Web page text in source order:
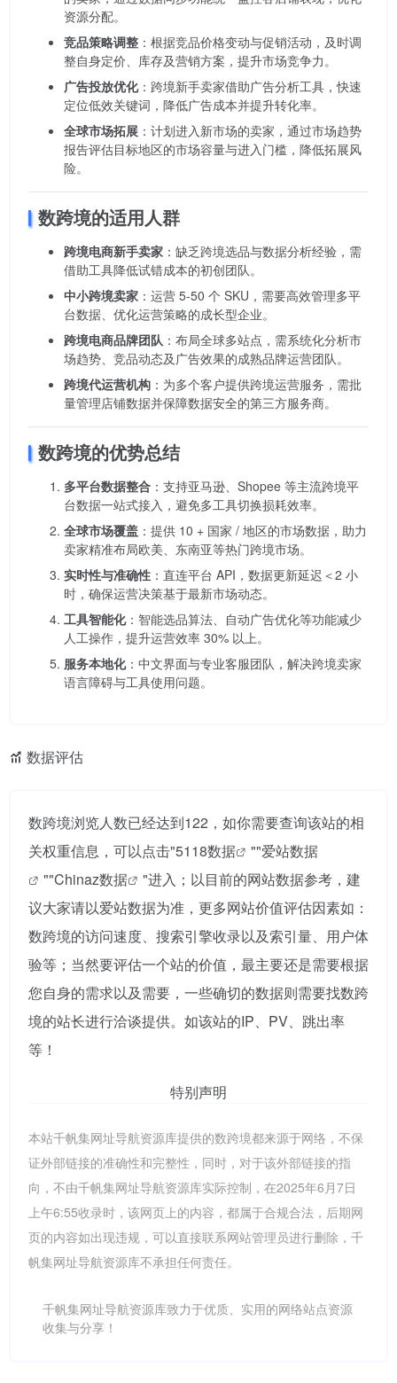
资源分配。
竞品策略调整 ：根据竞品价格变动与促销活动，及时调
整自身定价、库存及营销方案，提升市场竞争力。
广告投放优化：跨境新手卖家借助广告分析工具，快速
定位低效关键词，降低广告成本并提升转化率。
全球市场拓展 ：计划进入新市场的卖家，通过市场趋势
报告评估目标地区的市场容量与进入门槛，降低拓展风
险。
数跨境的适用人群
跨境电商新手卖家 ：缺乏跨境选品与数据分析经验，需
借助工具降低试错成本的初创团队。
中小跨境卖家 ：运营 5-50 个 SKU，需要高效管理多平
台数据、优化运营策略的成长型企业。
跨境电商品牌团队 ：布局全球多站点，需系统化分析市
场趋势、竞品动态及广告效果的成熟品牌运营团队。
跨境代运营机构 ：为多个客户提供跨境运营服务，需批
量管理店铺数据并保障数据安全的第三方服务商。
数跨境的优势总结
多平台数据整合 ：支持亚马逊、Shopee 等主流跨境平
台数据一站式接入，避免多工具切换损耗效率。
全球市场覆盖 ：提供 10 + 国家 / 地区的市场数据，助力
卖家精准布局欧美、东南亚等热门跨境市场。
实时性与准确性 ：直连平台 API，数据更新延迟＜2 小
时，确保运营决策基于最新市场动态。
工具智能化：智能选品算法、自动广告优化等功能减少
人工操作，提升运营效率 30% 以上。
服务本地化：中文界面与专业客服团队，解决跨境卖家
语言障碍与工具使用问题。
数据评估
数跨境浏览人数已经达到122，如你需要查询该站的相
关权重信息，可以点击"5118数据 ""爱站数据
""Chinaz数据
"进入；以目前的网站数据参考，建
议大家请以爱站数据为准，更多网站价值评估因素如：
数跨境的访问速度、搜索引擎收录以及索引量、用户体
验等；当然要评估一个站的价值，最主要还是需要根据
您自身的需求以及需要，一些确切的数据则需要找数跨
境的站长进行洽谈提供。如该站的IP、PV、跳出率
等！
特别声明
本站千帆集网址导航资源库提供的数跨境都来源于网络，不保
证外部链接的准确性和完整性，同时，对于该外部链接的指
向，不由千帆集网址导航资源库实际控制，在2025年6月7日
上午6:55收录时，该网页上的内容，都属于合规合法，后期网
页的内容如出现违规，可以直接联系网站管理员进行删除，千
帆集网址导航资源库不承担任何责任。
千帆集网址导航资源库致力于优质、实用的网络站点资源
收集与分享！